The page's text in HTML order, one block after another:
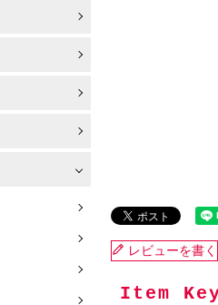
レビューを書く